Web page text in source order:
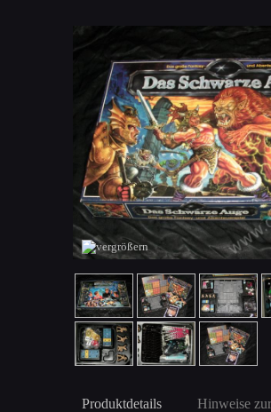
Produktdetails Hinweise